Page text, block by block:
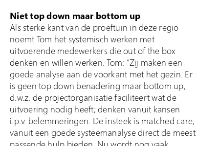
Niet top down maar bottom up
Als sterke kant van de proeftuin in deze regio
noemt Tom het systemisch werken met
uitvoerende medewerkers die out of the box
denken en willen werken. Tom: “Zij maken een
goede analyse aan de voorkant met het gezin. Er
is geen top down benadering maar bottom up,
d.w.z. de projectorganisatie faciliteert wat de
uitvoering nodig heeft; denken vanuit kansen
i.p.v. belemmeringen. De insteek is matched care;
vanuit een goede systeemanalyse direct de meest